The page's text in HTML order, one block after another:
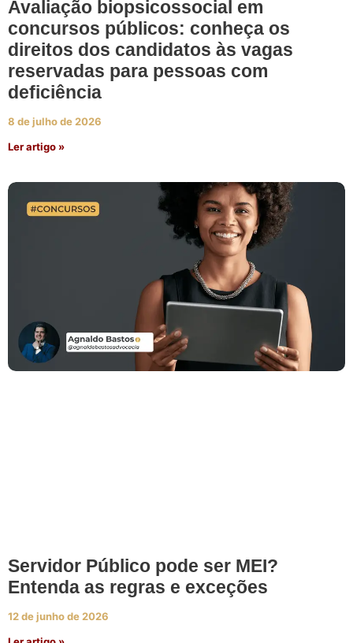
Avaliação biopsicossocial em
concursos públicos: conheça os
direitos dos candidatos às vagas
reservadas para pessoas com
deficiência
8 de julho de 2026
Ler artigo »
Servidor Público pode ser MEI?
Entenda as regras e exceções
12 de junho de 2026